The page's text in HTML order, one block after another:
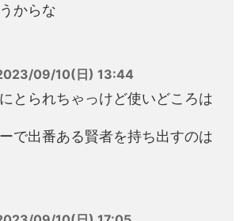
からな
09/10(日) 13:44
とられちゃっけど使いどころは
で出番ある賢者を持ち出すのは